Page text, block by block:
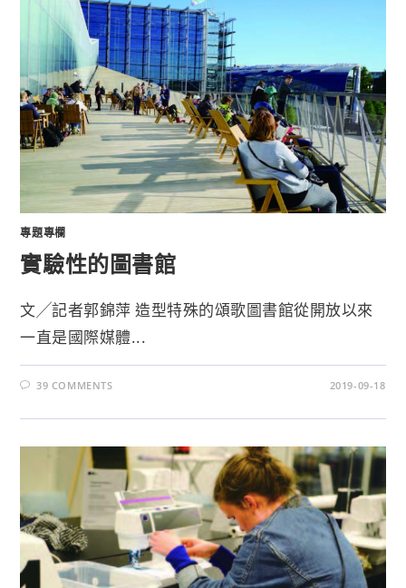
專題專欄
實驗性的圖書館
文╱記者郭錦萍 造型特殊的頌歌圖書館從開放以來
一直是國際媒體...
39 COMMENTS 2019-09-18